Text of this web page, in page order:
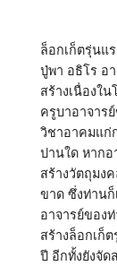
ล็อกเก็ตรุ่นแ
ปู่พา อธิโร อ
สร้างเนื่องใ
ครูบาอาจาร
วิชาอาคมแก่
ปานใด หากอ
สร้างวัตถุมง
ขาด ซึ่งท่าน
อาจารย์ของ
สร้างล็อกเก็
ปี อีกทั้งยังจัด